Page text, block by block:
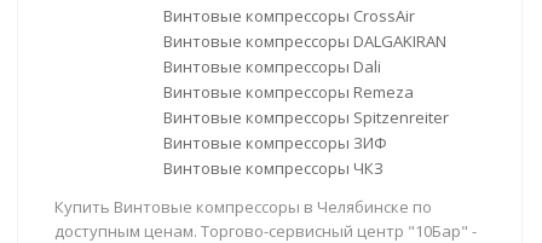
Винтовые компрессоры CrossAir
Винтовые компрессоры DALGAKIRAN
Винтовые компрессоры Dali
Винтовые компрессоры Remeza
Винтовые компрессоры Spitzenreiter
Винтовые компрессоры ЗИФ
Винтовые компрессоры ЧКЗ
Купить Винтовые компрессоры в Челябинске по
доступным ценам. Торгово-сервисный центр "10Бар" -